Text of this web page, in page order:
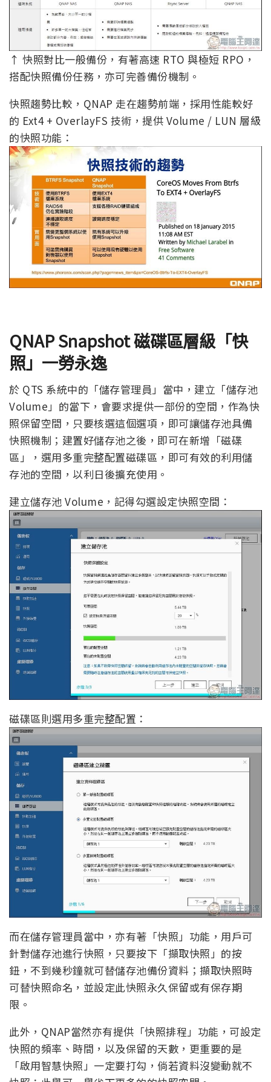
↑ 快照對比一般備份，有著高速 RTO 與極短 RPO，
搭配快照備份任務，亦可完善備份機制。
快照趨勢比較，QNAP 走在趨勢前端，採用性能較好
的 Ext4 + OverlayFS 技術，提供 Volume / LUN 層級
的快照功能：
QNAP Snapshot 磁碟區層級「快
照」一勞永逸
於 QTS 系統中的「儲存管理員」當中，建立「儲存池
Volume」的當下，會要求提供一部份的空間，作為快
照保留空間，只要核選這個選項，即可讓儲存池具備
快照機制；建置好儲存池之後，即可在新增「磁碟
區」，選用多重完整配置磁碟區，即可有效的利用儲
存池的空間，以利日後擴充使用。
建立儲存池 Volume，記得勾選設定快照空間：
磁碟區則選用多重完整配置：
而在儲存管理員當中，亦有著「快照」功能，用戶可
針對儲存池進行快照，只要按下「擷取快照」的按
鈕，不到幾秒鐘就可替儲存池備份資料；擷取快照時
可替快照命名，並設定此快照永久保留或有保存期
限。
此外，QNAP當然亦有提供「快照排程」功能，可設定
快照的頻率、時間，以及保留的天數，更重要的是
「啟用智慧快照」一定要打勾，倘若資料沒變動就不